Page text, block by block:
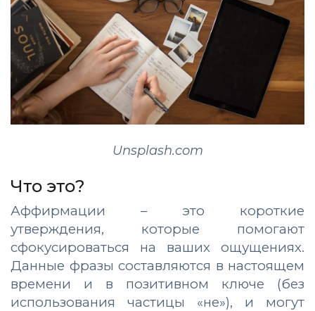
Unsplash.com
Что это?
Аффирмации – это короткие
утверждения, которые помогают
сфокусироваться на ваших ощущениях.
Данные фразы составляются в настоящем
времени и в позитивном ключе (без
использования частицы «не»), и могут